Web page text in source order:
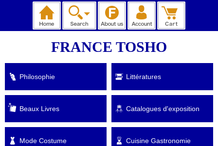
FRANCE TOSHO
Philosophie Littératures
Beaux Livres Catalogues d'exposition
Mode Costume Cuisine Gastronomie